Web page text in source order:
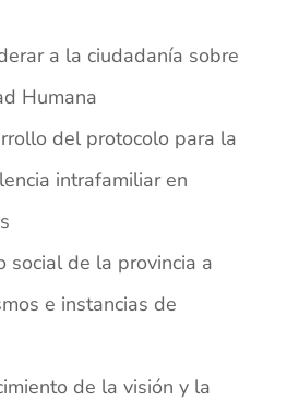
a la ciudadanía sobre
Humana
del protocolo para la
intrafamiliar en
social de la provincia a
e instancias de
de la visión y la